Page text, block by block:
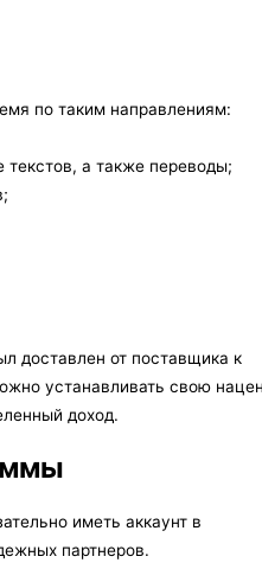
по таким направлениям:
текстов, а также переводы;
доставлен от поставщика к
устанавливать свою
доход.
иметь аккаунт в
партнеров.